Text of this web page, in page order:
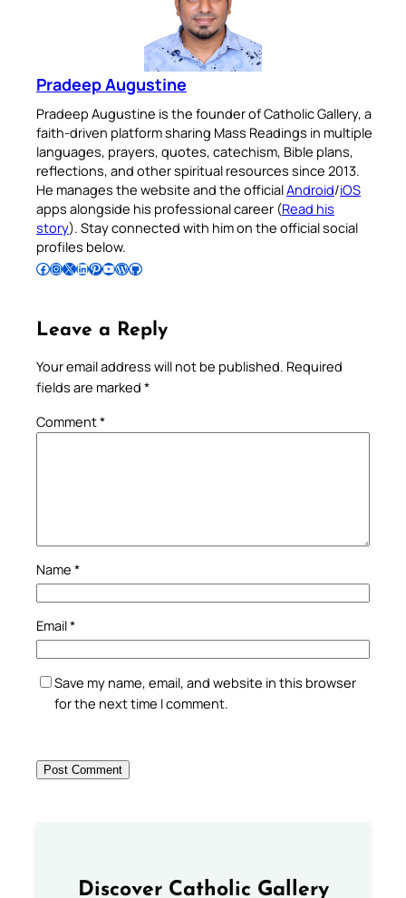
Pradeep Augustine
Pradeep Augustine is the founder of Catholic Gallery, a
faith-driven platform sharing Mass Readings in multiple
languages, prayers, quotes, catechism, Bible plans,
reflections, and other spiritual resources since 2013.
He manages the website and the officialAndroid/iOS
apps alongside his professional career (Read his
story). Stay connected with him on the official social
profiles below.
Follow Pradeep on Facebook Follow Pradeep on InstagramFollow Pradeep on X Follow Pradeep on LinkedIn Follow Pradeep on Pinterest Subscribe to Pradeep’s Youtube Channel Follow Pradeep on WordPress Follow Pradeep on GitHub
Leave a Reply
Your email address will not be published. Required
fields are marked *
Comment*
Name *
Email*
Save my name, email, and website in this browser
for the next time I comment.
Discover Catholic Gallery